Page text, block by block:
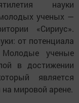
науки
ученых —
«Сириус».
от потенциала
ученые
в достижении
является
мировой арене.